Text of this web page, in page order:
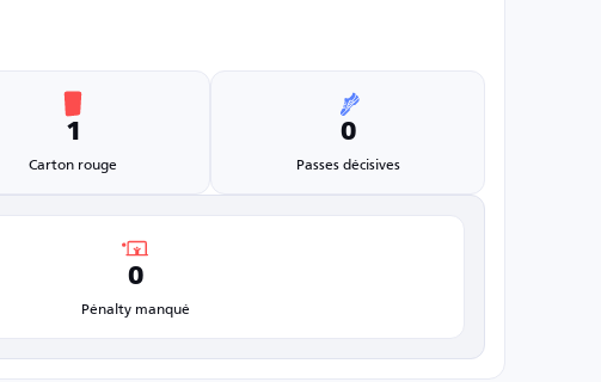
1
Carton rouge
0
Passes décisives
0
Pénalty manqué